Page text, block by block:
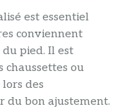
est essentiel
conviennent
pied. Il est
chaussettes ou
des
du bon ajustement.